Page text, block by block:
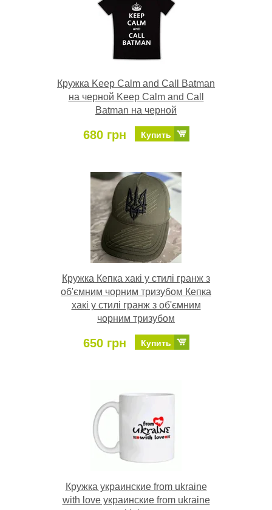
Кружка Keep Calm and Call Batman
на черной Keep Calm and Call
Batman на черной
680 грн Купить
Кружка Кепка хакі у стилі гранж з
об'ємним чорним тризубом Кепка
хакі у стилі гранж з об'ємним
чорним тризубом
650 грн Купить
Кружка украинские from ukraine
with love украинские from ukraine